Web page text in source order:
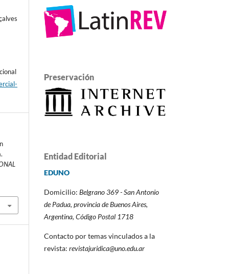
Preservación
Entidad Editorial
EDUNO
Domicilio: Belgrano 369 - San Antonio
de Padua, provincia de Buenos Aires,
Argentina, Código Postal 1718
Contacto por temas vinculados a la
revista: revistajuridica@uno.edu.ar